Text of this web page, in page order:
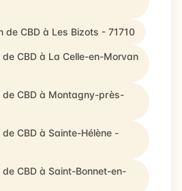
de CBD à Les Bizots - 71710
CBD à La Celle-en-Morvan
CBD à Montagny-près-
CBD à Sainte-Hélène -
CBD à Saint-Bonnet-en-